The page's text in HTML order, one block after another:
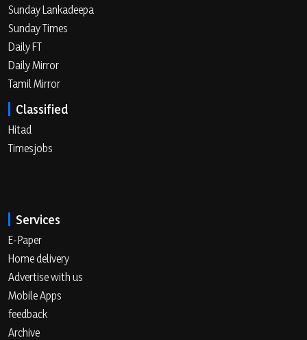
Sunday Lankadeepa
Sunday Times
Daily FT
Daily Mirror
Tamil Mirror
Classified
Hitad
Timesjobs
Services
E-Paper
Home delivery
Advertise with us
Mobile Apps
feedback
Archive